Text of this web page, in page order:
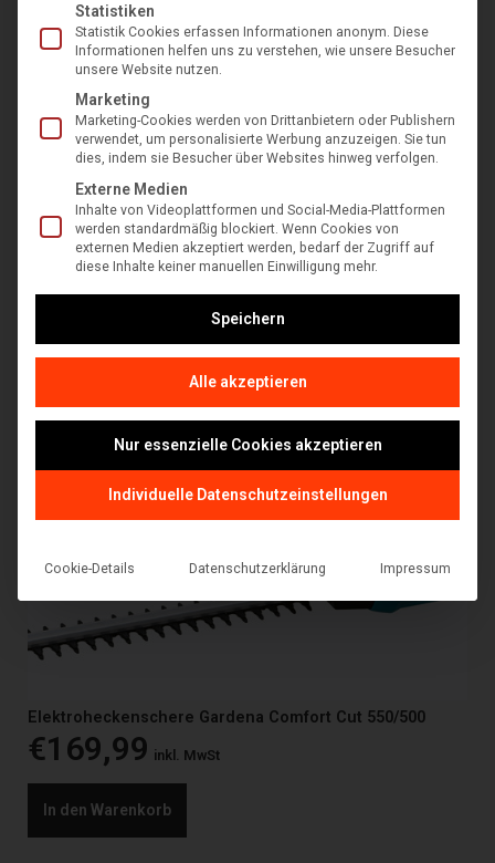
Elektroheckenschere Gardena EasyCut 500/55
€129,99
In den Warenkorb
Elektroheckenschere Gardena Comfort Cut 550/500
€169,99 inkl. MwSt
In den Warenkorb
Statistiken
Statistik Cookies erfassen Informationen anonym. Diese
Informationen helfen uns zu verstehen, wie unsere Besucher
unsere Website nutzen.
Marketing
Marketing-Cookies werden von Drittanbietern oder Publishern
verwendet, um personalisierte Werbung anzuzeigen. Sie tun
dies, indem sie Besucher über Websites hinweg verfolgen.
Externe Medien
Inhalte von Videoplattformen und Social-Media-Plattformen
werden standardmäßig blockiert. Wenn Cookies von
externen Medien akzeptiert werden, bedarf der Zugriff auf
diese Inhalte keiner manuellen Einwilligung mehr.
Speichern
Alle akzeptieren
Nur essenzielle Cookies akzeptieren
Individuelle Datenschutzeinstellungen
Cookie-Details Datenschutzerklärung Impressum